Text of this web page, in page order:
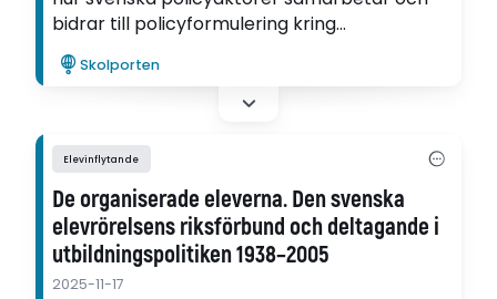
bidrar till policyformulering kring
mångfaldsfrågor i förskolan.
Skolporten
Elevinflytande
De organiserade eleverna. Den svenska
elevrörelsens riksförbund och deltagande i
utbildningspolitiken 1938–2005
2025-11-17